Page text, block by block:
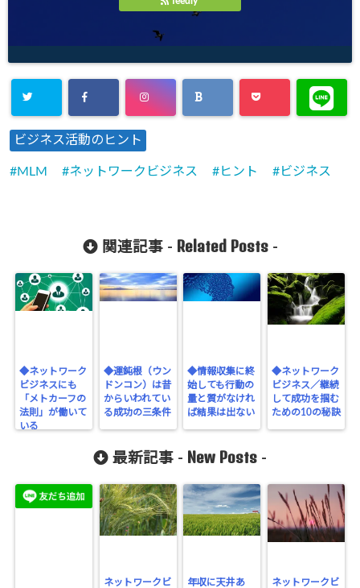
ビジネス活動のヒント
MLM ネットワークビジネス ヒント ビジネス
関連記事 - Related Posts-
◆ネットワーク
ビジネスにも
「メトカーフの
法則」が働いて
いる
◆運鈍根（ウン
ドンコン）は昔
からいわれてい
る成功の三条件
◆情報収集に終
始しても行動の
量と質がなけれ
ば結果は出ない
◆ネットワーク
ビジネス／継続
して成功を掴む
ための10の秘訣
最新記事 - New Posts -
ネットワークビ
年収に天井あ
ネットワークビ